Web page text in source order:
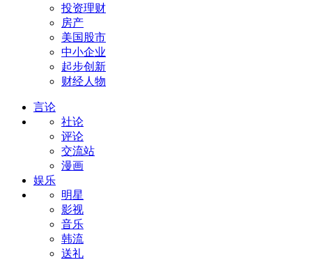
投资理财
房产
美国股市
中小企业
起步创新
财经人物
言论
社论
评论
交流站
漫画
娱乐
明星
影视
音乐
韩流
送礼